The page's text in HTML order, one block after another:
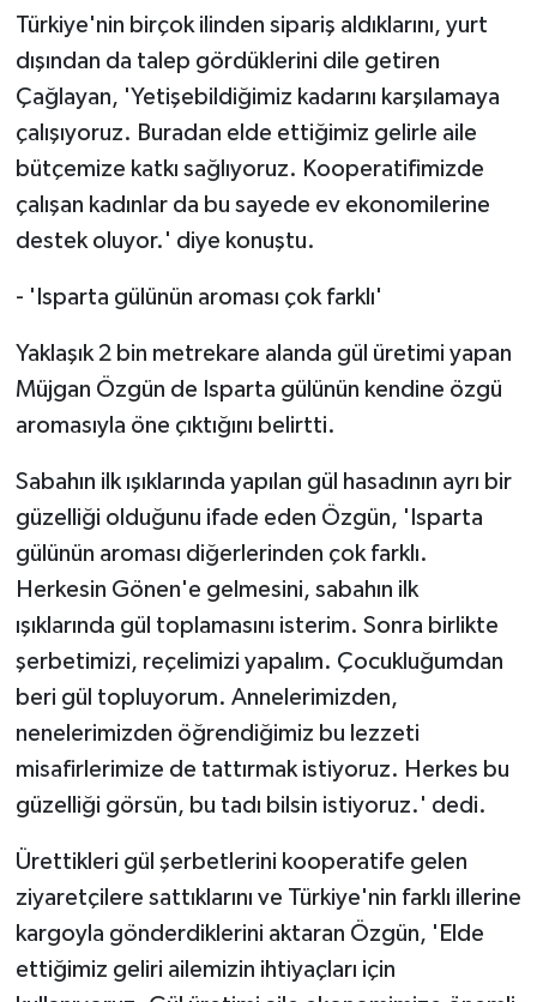
Türkiye'nin birçok ilinden sipariş aldıklarını, yurt
dışından da talep gördüklerini dile getiren
Çağlayan, 'Yetişebildiğimiz kadarını karşılamaya
çalışıyoruz. Buradan elde ettiğimiz gelirle aile
bütçemize katkı sağlıyoruz. Kooperatifimizde
çalışan kadınlar da bu sayede ev ekonomilerine
destek oluyor.' diye konuştu.
- 'Isparta gülünün aroması çok farklı'
Yaklaşık 2 bin metrekare alanda gül üretimi yapan
Müjgan Özgün de Isparta gülünün kendine özgü
aromasıyla öne çıktığını belirtti.
Sabahın ilk ışıklarında yapılan gül hasadının ayrı bir
güzelliği olduğunu ifade eden Özgün, 'Isparta
gülünün aroması diğerlerinden çok farklı.
Herkesin Gönen'e gelmesini, sabahın ilk
ışıklarında gül toplamasını isterim. Sonra birlikte
şerbetimizi, reçelimizi yapalım. Çocukluğumdan
beri gül topluyorum. Annelerimizden,
nenelerimizden öğrendiğimiz bu lezzeti
misafirlerimize de tattırmak istiyoruz. Herkes bu
güzelliği görsün, bu tadı bilsin istiyoruz.' dedi.
Ürettikleri gül şerbetlerini kooperatife gelen
ziyaretçilere sattıklarını ve Türkiye'nin farklı illerine
kargoyla gönderdiklerini aktaran Özgün, 'Elde
ettiğimiz geliri ailemizin ihtiyaçları için